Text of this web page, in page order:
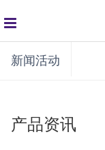
global
navigation
新闻活动
产品资讯